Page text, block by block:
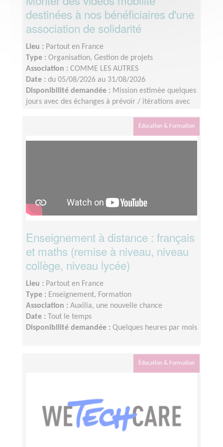
destinées à nos bénéficiaires d'une
association de solidarité
Lieu : Partout en France
Type : Organisation, Gestion de projets
Association : COMME LES AUTRES
Date : du 05/08/2026 au 31/08/2026
Disponibilité demandée : Mission estimée quelques
jours avec des échanges à prévoir / itérations avec
2026Identification du profil : idéalement avant le 10
juillet 2026Montage : à finaliser d’ici la fin août
Éducation & Formation
Enseignement à distance : français
et maths (remise à niveau, niveau
collège, niveau lycée)
Lieu : Partout en France
Type : Enseignement, Formation
Association : Auxilia, une nouvelle chance
Date :
Tout le temps
Disponibilité demandée : Quelques heures par mois
Éducation & Formation